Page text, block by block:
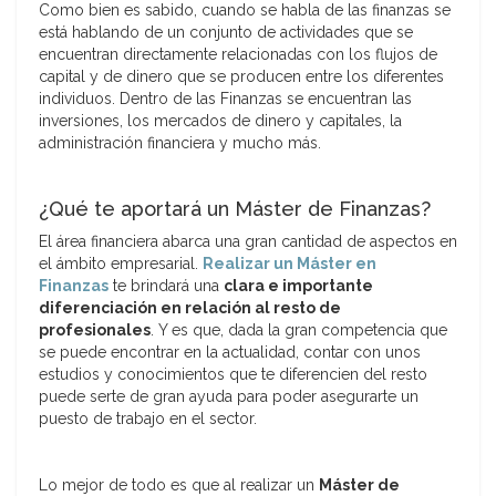
Como bien es sabido, cuando se habla de las finanzas se
está hablando de un conjunto de actividades que se
encuentran directamente relacionadas con los flujos de
capital y de dinero que se producen entre los diferentes
individuos. Dentro de las Finanzas se encuentran las
inversiones, los mercados de dinero y capitales, la
administración financiera y mucho más.
¿Qué te aportará un Máster de Finanzas?
El área financiera abarca una gran cantidad de aspectos en
el ámbito empresarial. Realizar un Máster en
Finanzas te brindará una clara e importante
diferenciación en relación al resto de
profesionales. Y es que, dada la gran competencia que
se puede encontrar en la actualidad, contar con unos
estudios y conocimientos que te diferencien del resto
puede serte de gran ayuda para poder asegurarte un
puesto de trabajo en el sector.
Lo mejor de todo es que al realizar un Máster de